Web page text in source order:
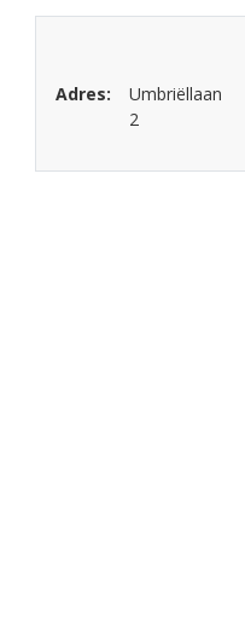
Adres:
Umbriëllaan
2